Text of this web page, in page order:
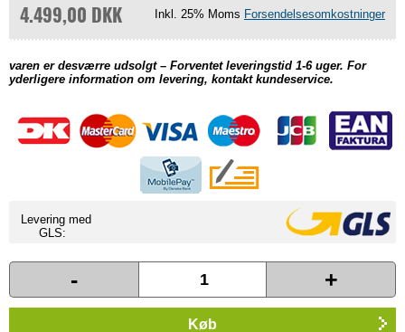
4.499,00 DKK Inkl. 25% Moms Forsendelsesomkostninger
varen er desværre udsolgt – Forventet leveringstid 1-6 uger. For
yderligere information om levering, kontakt kundeservice.
Levering med
GLS:
- +
Køb